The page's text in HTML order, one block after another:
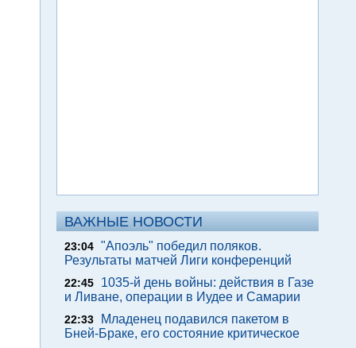
ВАЖНЫЕ НОВОСТИ
23:04 "Апоэль" победил поляков.
Результаты матчей Лиги конференций
22:45
1035-й день войны: действия в Газе
и Ливане, операции в Иудее и Самарии
22:33
Младенец подавился пакетом в
Бней-Браке, его состояние критическое